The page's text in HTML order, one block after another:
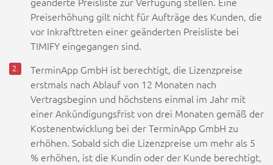
geänderte Preisliste zur Verfügung stellen. Eine
Preiserhöhung gilt nicht für Aufträge des Kunden, die
vor Inkrafttreten einer geänderten Preisliste bei
TIMIFY eingegangen sind.
TerminApp GmbH ist berechtigt, die Lizenzpreise
erstmals nach Ablauf von 12 Monaten nach
Vertragsbeginn und höchstens einmal im Jahr mit
einer Ankündigungsfrist von drei Monaten gemäß der
Kostenentwicklung bei der TerminApp GmbH zu
erhöhen. Sobald sich die Lizenzpreise um mehr als 5
% erhöhen, ist die Kundin oder der Kunde berechtigt,